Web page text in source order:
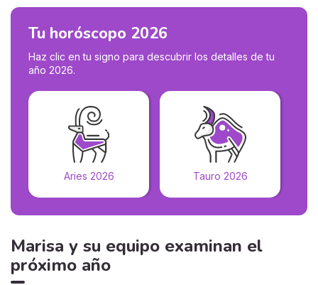
Tu horóscopo 2026
Haz clic en tu signo para descubrir los detalles de tu
año 2026.
Aries 2026 Tauro 2026
Marisa y su equipo examinan el
próximo año